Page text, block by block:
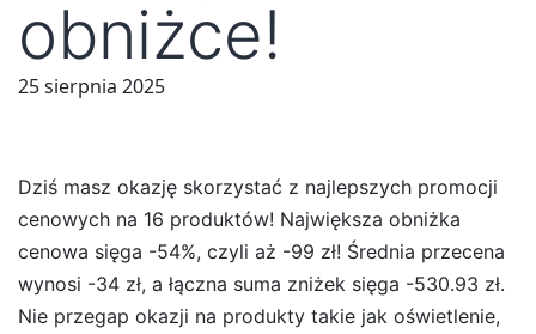
obniżce!
25 sierpnia 2025
Dziś masz okazję skorzystać z najlepszych promocji
cenowych na 16 produktów! Największa obniżka
cenowa sięga -54%, czyli aż -99 zł! Średnia przecena
wynosi -34 zł, a łączna suma zniżek sięga -530.93 zł.
Nie przegap okazji na produkty takie jak oświetlenie,